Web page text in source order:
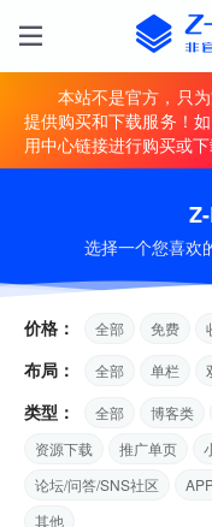
本站不是官方，只
提供购买和下载服务！
用中心链接进行购买或下
选择一个您喜欢
价格： 全部 免费
布局： 全部 单栏
类型： 全部 博客类
资源下载
推广单页
论坛/问答/SNS社区
其他